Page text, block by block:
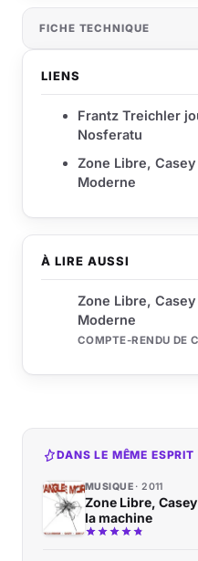
À LIRE AUSSI
Zone Libre,
Moderne
COMPTE-RENDU DE
FICHE TECHNIQUE
LIENS
Frantz Treichler
Nosferatu
Zone Libre,
Moderne
DANS LE MÊME ESPRIT
MUSIQUE 2011
Zone Libre,
la machine